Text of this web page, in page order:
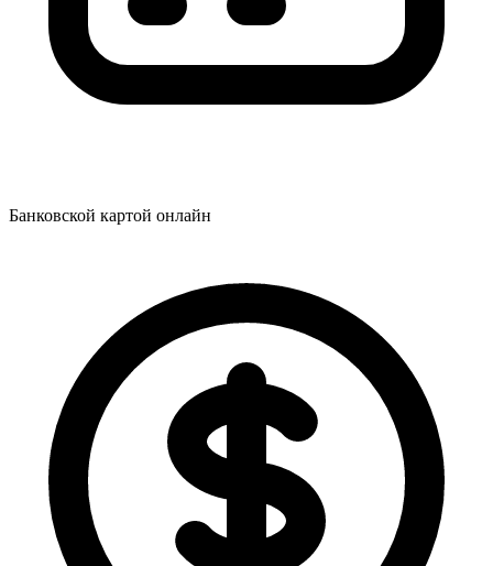
Банковской картой онлайн